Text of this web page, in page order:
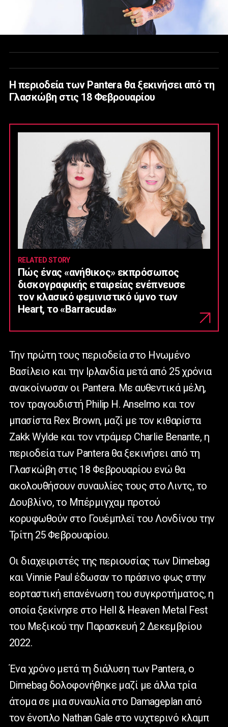
Η περιοδεία των Pantera θα ξεκινήσει από τη
Γλασκώβη στις 18 Φεβρουαρίου
RELATED STORY
Πώς ένας «ανήθικος» εκπρόσωπος
δισκογραφικής εταιρείας ενέπνευσε
τον κλασικό φεμινιστικό ύμνο των
Heart, το «Barracuda»
Την πρώτη τους περιοδεία στο Ηνωμένο
Βασίλειο και την Ιρλανδία μετά από 25 χρόνια
ανακοίνωσαν οι Pantera. Με αυθεντικά μέλη,
τον τραγουδιστή Philip H. Anselmo και τον
μπασίστα Rex Brown, μαζί με τον κιθαρίστα
Zakk Wylde και τον ντράμερ Charlie Benante, η
περιοδεία των Pantera θα ξεκινήσει από τη
Γλασκώβη στις 18 Φεβρουαρίου ενώ θα
ακολουθήσουν συναυλίες τους στο Λιντς, το
Δουβλίνο, το Μπέρμιγχαμ προτού
κορυφωθούν στο Γουέμπλεϊ του Λονδίνου την
Τρίτη 25 Φεβρουαρίου.
Οι διαχειριστές της περιουσίας των Dimebag
και Vinnie Paul έδωσαν το πράσινο φως στην
εορταστική επανένωση του συγκροτήματος, η
οποία ξεκίνησε στο Hell & Heaven Metal Fest
του Μεξικού την Παρασκευή 2 Δεκεμβρίου
2022.
Ένα χρόνο μετά τη διάλυση των Pantera, ο
Dimebag δολοφονήθηκε μαζί με άλλα τρία
άτομα σε μια συναυλία στο Damageplan από
τον ένοπλο Nathan Gale στο νυχτερινό κλαμπ